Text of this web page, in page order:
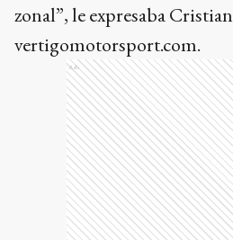
zonal”, le expresaba
vertigomotorsport.com.
Ads